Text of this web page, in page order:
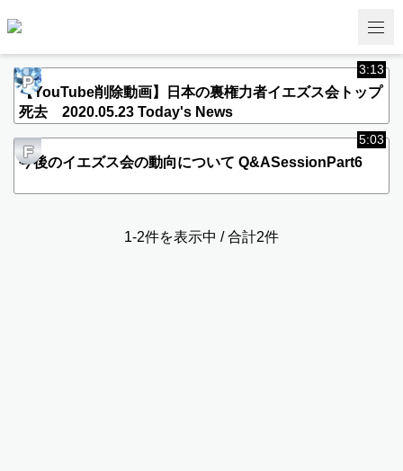
P
3:13
【YouTube削除動画】日本の裏権力者イエズス会トップ
死去 2020.05.23 Today's News
F
5:03
今後のイエズス会の動向について Q&ASessionPart6
1-2件を表示中 / 合計2件